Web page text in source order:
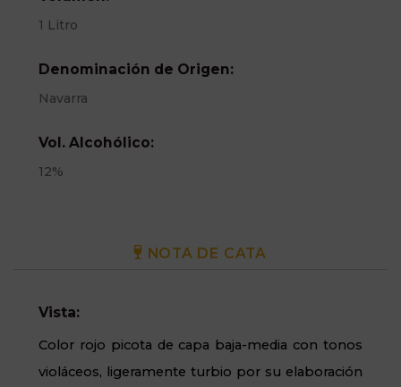
1 Litro
Denominación de Origen:
Navarra
Vol. Alcohólico:
12%
NOTA DE CATA
Vista:
Color rojo picota de capa baja-media con tonos
violáceos, ligeramente turbio por su elaboración